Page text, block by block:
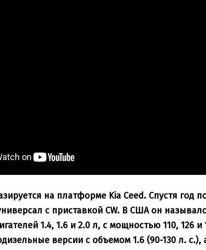
на платформе Kia Ceed. Спустя год
с приставкой CW. В США он
1.4, 1.6 и 2.0 л, с мощностью 110, 126
версии с объемом 1.6 (90-130 л. с.),